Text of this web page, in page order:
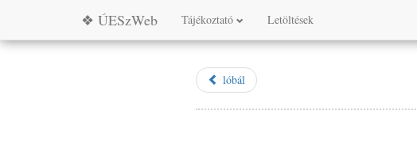
❖ ÚESzWeb Tájékoztató Letöltések
lóbál